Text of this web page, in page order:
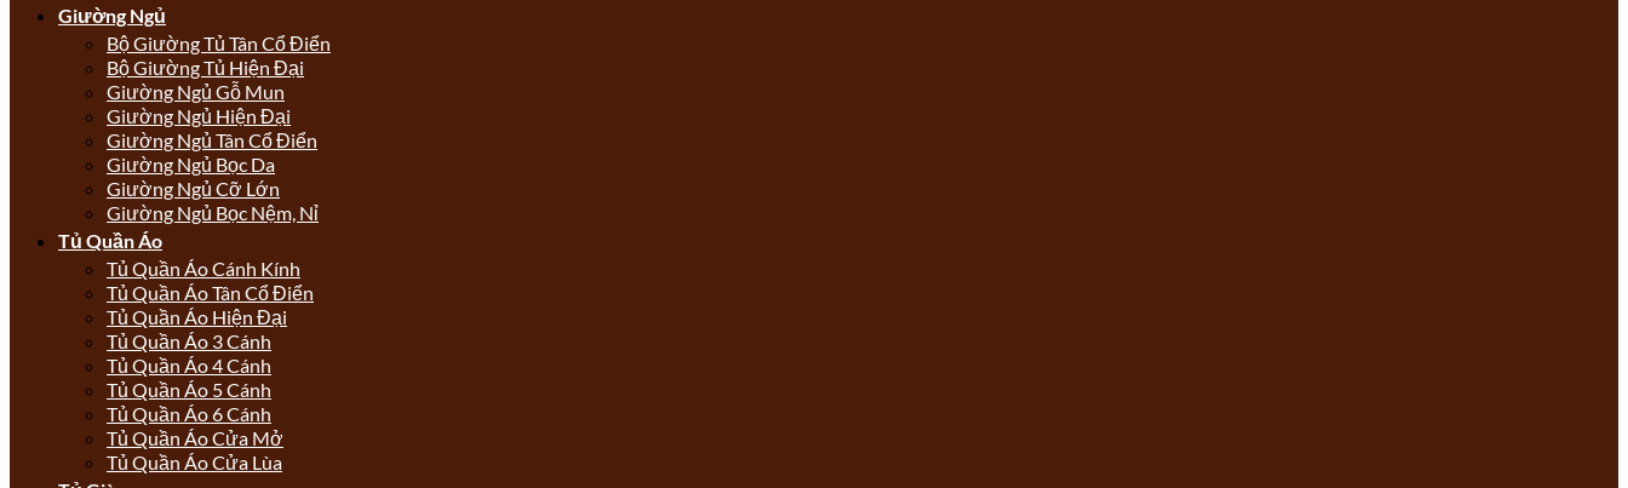
Giường Ngủ
Bộ Giường Tủ Tân Cổ Điển
Bộ Giường Tủ Hiện Đại
Giường Ngủ Gỗ Mun
Giường Ngủ Hiện Đại
Giường Ngủ Tân Cổ Điển
Giường Ngủ Bọc Da
Giường Ngủ Cỡ Lớn
Giường Ngủ Bọc Nệm, Nỉ
Tủ Quần Áo
Tủ Quần Áo Cánh Kính
Tủ Quần Áo Tân Cổ Điển
Tủ Quần Áo Hiện Đại
Tủ Quần Áo 3 Cánh
Tủ Quần Áo 4 Cánh
Tủ Quần Áo 5 Cánh
Tủ Quần Áo 6 Cánh
Tủ Quần Áo Cửa Mở
Tủ Quần Áo Cửa Lùa